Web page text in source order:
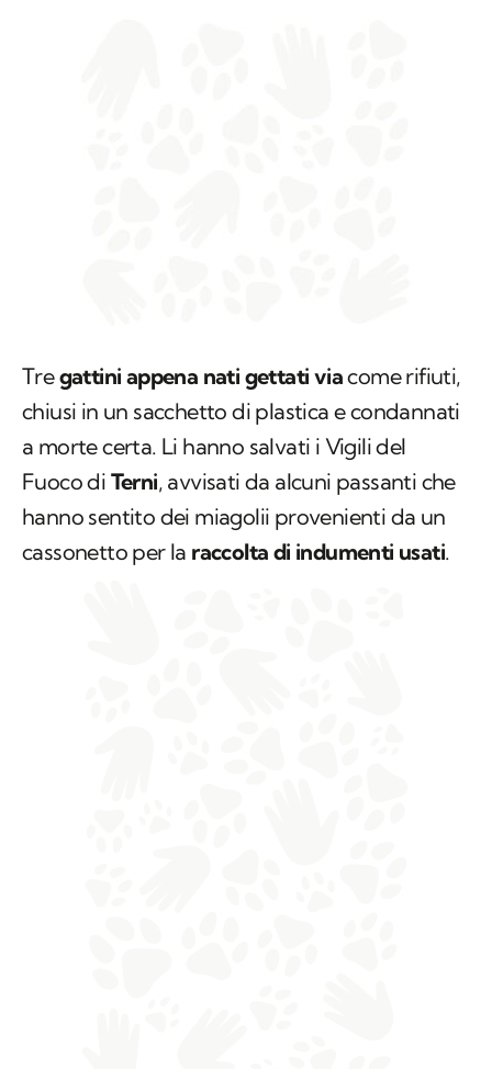
Tregattini appena nati gettati viacome rifiuti,
chiusi in un sacchetto di plastica e condannati
a morte certa. Li hanno salvati i Vigili del
Fuoco di Terni, avvisati da alcuni passanti che
hanno sentito dei miagolii provenienti da un
cassonetto per la raccolta di indumenti usati.